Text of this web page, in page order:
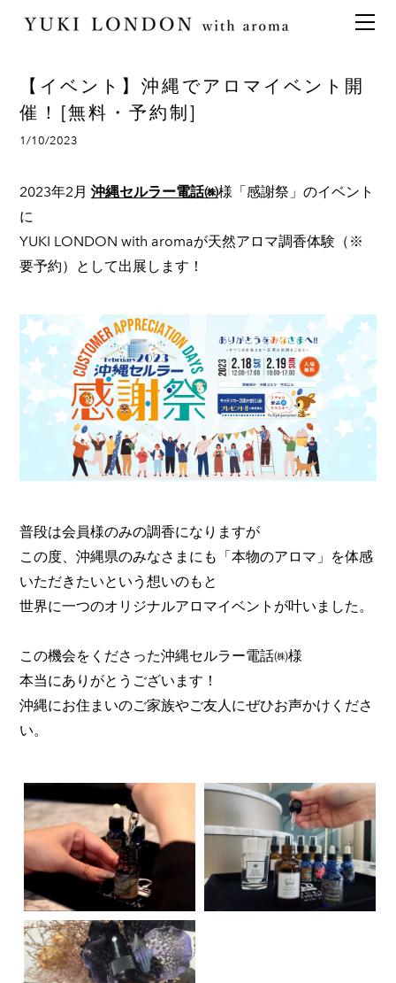
【イベント】沖縄でアロマイベント開
催！[無料・予約制]
1/10/2023
2023年2月 沖縄セルラー電話㈱様「感謝祭」のイベント
に
YUKI LONDON with aromaが天然アロマ調香体験（※
要予約）として出展します！
普段は会員様のみの調香になりますが
この度、沖縄県のみなさまにも「本物のアロマ」を体感
いただきたいという想いのもと
世界に一つのオリジナルアロマイベントが叶いました。
この機会をくださった沖縄セルラー電話㈱様
本当にありがとうございます！
沖縄にお住まいのご家族やご友人にぜひお声かけくださ
い。
最新情報
メディア情報
イベント情報
アロマイベント／講習会
イベント
天然アロマ講座
アロマ空間デザイン
アロマ空間導入の目的・メリット
お問い合わせ
香りの定期便
精油56種
名入れギフト
特別なギフトセレクション
アロマコラム